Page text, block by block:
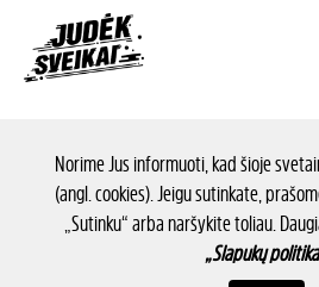
Norime Jus informuoti, kad šioje
(angl. cookies). Jeigu sutinkate,
„Sutinku“ arba naršykite toliau.
„Slapukų